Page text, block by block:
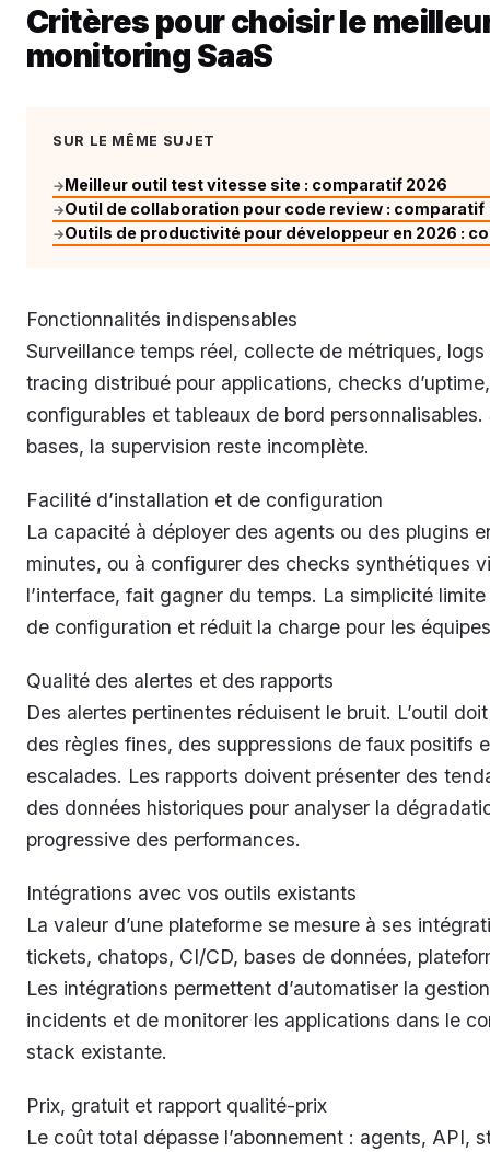
Critères pour choisir le
monitoring SaaS
SUR LE MÊME SUJET
→Meilleur outil test vitesse site : comparatif 2026
→Outil de collaboration pour code review : comparatif
→Outils de productivité pour développeur en 2026 :
Fonctionnalités indispensables
Surveillance temps réel, collecte de métriques,
tracing distribué pour applications, checks
configurables et tableaux de bord personnalisables.
bases, la supervision reste incomplète.
Facilité d’installation et de configuration
La capacité à déployer des agents ou des plugins
minutes, ou à configurer des checks synthétiques
l’interface, fait gagner du temps. La simplicité
de configuration et réduit la charge pour les
Qualité des alertes et des rapports
Des alertes pertinentes réduisent le bruit. L’outil
des règles fines, des suppressions de faux positifs
escalades. Les rapports doivent présenter des
des données historiques pour analyser la
progressive des performances.
Intégrations avec vos outils existants
La valeur d’une plateforme se mesure à ses
tickets, chatops, CI/CD, bases de données,
Les intégrations permettent d’automatiser la
incidents et de monitorer les applications dans le
stack existante.
Prix, gratuit et rapport qualité-prix
Le coût total dépasse l’abonnement : agents, API,